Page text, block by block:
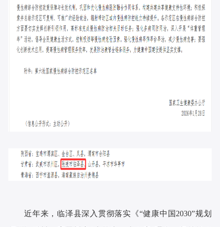
近年来，临泽县深入贯彻落实《“健康中国2030”规划